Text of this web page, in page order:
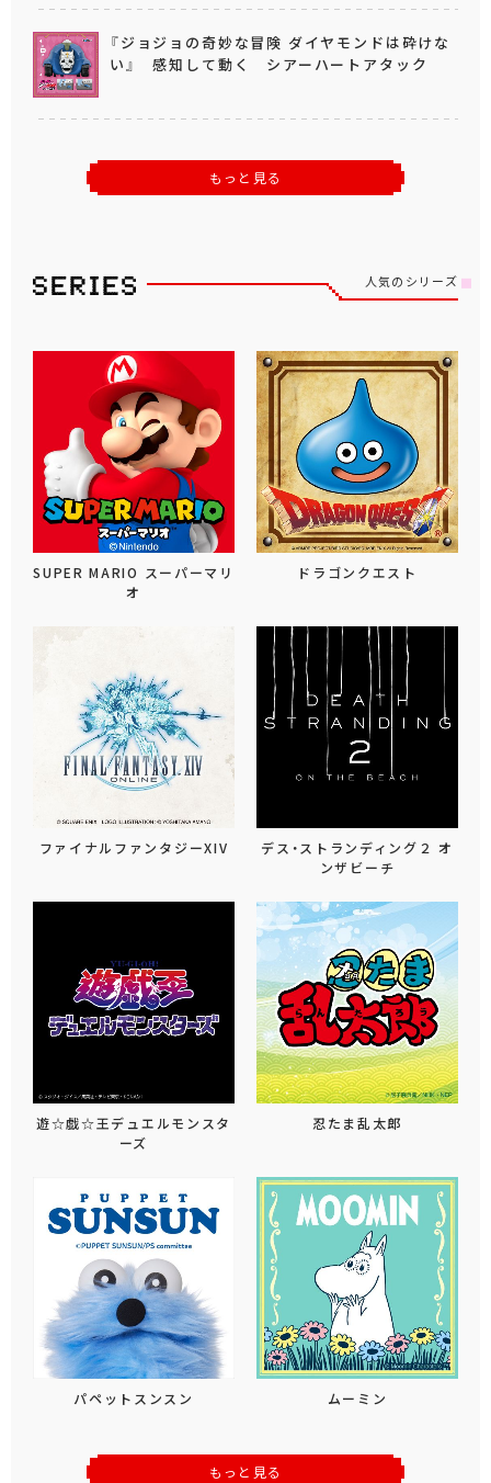
『ジョジョの奇妙な冒険 ダイヤモンドは砕けな
い』 感知して動く シアーハートアタック
もっと見る
人気のシリーズ
SUPER MARIO スーパーマリ
オ
ドラゴンクエスト
ファイナルファンタジーXIV
デス・ストランディング２ オ
ンザビーチ
遊☆戯☆王デュエルモンスタ
ーズ
忍たま乱太郎
パペットスンスン ムーミン
もっと見る